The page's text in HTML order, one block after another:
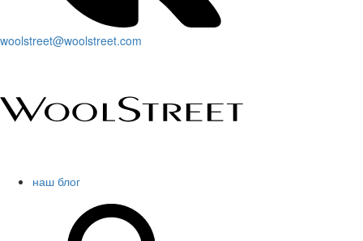
woolstreet@woolstreet.com
наш блог